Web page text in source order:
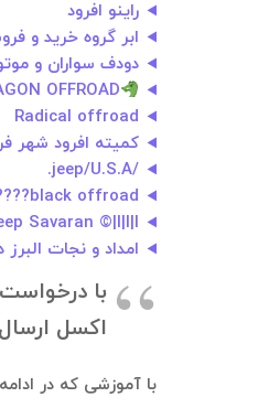
راینو افرود
ابر گروه خرید و فروش
دودف سواران و
OFFROAD
Radical offroad
کمیته افرود شهر
/jeep/U.S.A.
black offroad??????
Savaran ©|l|l|l|©
امداد و نجات البرز
اکسل ارسال شود. جهت
با آموزشی که در